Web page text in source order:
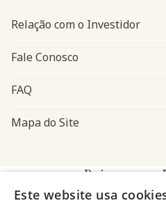
Relação com o Investidor
Fale Conosco
FAQ
Mapa do Site
Baixe o app
Este website usa